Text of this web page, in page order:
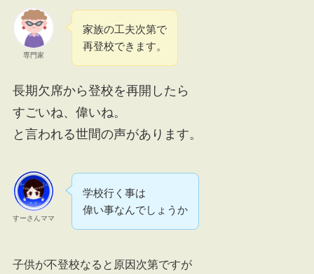
専門家
家族の工夫次第で
再登校できます。
長期欠席から登校を再開したら
すごいね、偉いね。
と言われる世間の声があります。
すーさんママ
学校行く事は
偉い事なんでしょうか
子供が不登校なると原因次第ですが